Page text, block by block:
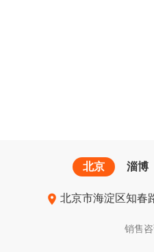
北京 淄博
北京市海淀区知春
销售